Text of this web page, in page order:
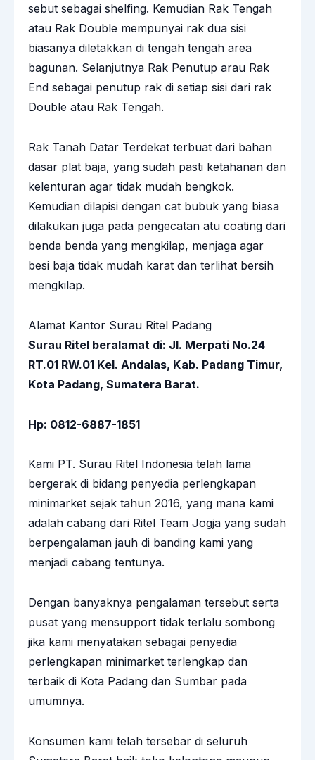
sebut sebagai shelfing. Kemudian Rak Tengah
atau Rak Double mempunyai rak dua sisi
biasanya diletakkan di tengah tengah area
bagunan. Selanjutnya Rak Penutup arau Rak
End sebagai penutup rak di setiap sisi dari rak
Double atau Rak Tengah.
Rak Tanah Datar Terdekat terbuat dari bahan
dasar plat baja, yang sudah pasti ketahanan dan
kelenturan agar tidak mudah bengkok.
Kemudian dilapisi dengan cat bubuk yang biasa
dilakukan juga pada pengecatan atu coating dari
benda benda yang mengkilap, menjaga agar
besi baja tidak mudah karat dan terlihat bersih
mengkilap.
Alamat Kantor Surau Ritel Padang
Surau Ritel beralamat di: Jl. Merpati No.24
RT.01 RW.01 Kel. Andalas, Kab. Padang Timur,
Kota Padang, Sumatera Barat.
Hp: 0812-6887-1851
Kami PT. Surau Ritel Indonesia telah lama
bergerak di bidang penyedia perlengkapan
minimarket sejak tahun 2016, yang mana kami
adalah cabang dari Ritel Team Jogja yang sudah
berpengalaman jauh di banding kami yang
menjadi cabang tentunya.
Dengan banyaknya pengalaman tersebut serta
pusat yang mensupport tidak terlalu sombong
jika kami menyatakan sebagai penyedia
perlengkapan minimarket terlengkap dan
terbaik di Kota Padang dan Sumbar pada
umumnya.
Konsumen kami telah tersebar di seluruh